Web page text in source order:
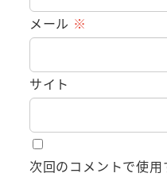
メール ※
サイト
次回のコメントで使